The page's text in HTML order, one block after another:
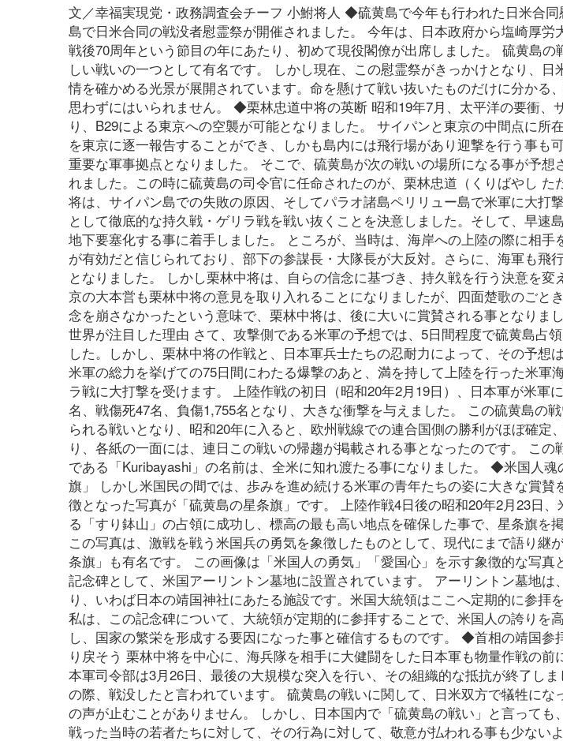
文／幸福実現党・政務調査会チーフ 小鮒将人 ◆硫黄島で今年も行われた日米合
島で日米合同の戦没者慰霊祭が開催されました。 今年は、日本政府から塩崎厚労
戦後70周年という節目の年にあたり、初めて現役閣僚が出席しました。 硫黄島
しい戦いの一つとして有名です。 しかし現在、この慰霊祭がきっかけとなり、日
情を確かめる光景が展開されています。命を懸けて戦い抜いたものだけに分かる
思わずにはいられません。 ◆栗林忠道中将の英断 昭和19年7月、太平洋の要衝、
り、B29による東京への空襲が可能となりました。 サイパンと東京の中間点に所
を東京に逐一報告することができ、しかも島内には飛行場があり迎撃を行う事も
重要な軍事拠点となりました。 そこで、硫黄島が次の戦いの場所になる事が予想
れました。この時に硫黄島の司令官に任命されたのが、栗林忠道（くりばやし た
将は、サイパン島での失敗の原因、そしてパラオ諸島ペリリュー島で米軍に大打
として徹底的な持久戦・ゲリラ戦を戦い抜くことを決意しました。そして、早速
地下要塞化する事に着手しました。 ところが、当時は、海岸への上陸の際に相手
が有効だと信じられており、部下の参謀長・大隊長が大反対。さらに、海軍も飛
となりました。 しかし栗林中将は、自らの信念に基づき、持久戦を行う決意を
京の大本営も栗林中将の意見を取り入れることになりましたが、四面楚歌のごと
念を崩さなかったという意味で、栗林中将は、後に大いに賞賛される事となりま
世界が注目した理由 さて、攻撃側である米軍の予想では、5日間程度で硫黄島占
した。しかし、栗林中将の作戦と、日本軍兵士たちの忍耐力によって、その予想
米軍の総力を挙げての75日間にわたる爆撃のあと、満を持して上陸を行った米軍
ラ戦に大打撃を受けます。 上陸作戦の初日（昭和20年2月19日）、日本軍が米軍
名、戦傷死47名、負傷1,755名となり、大きな衝撃を与えました。 この硫黄島の
られる戦いとなり、昭和20年に入ると、欧州戦線での連合国側の勝利がほぼ確定
り、各紙の一面には、連日この戦いの帰趨が掲載される事となったのです。 この
である「Kuribayashi」の名前は、全米に知れ渡たる事になりました。 ◆米国人
旗」 しかし米国民の間では、歩みを進め続ける米軍の青年たちの姿に大きな賞賛
徴となった写真が「硫黄島の星条旗」です。 上陸作戦4日後の昭和20年2月23日
る「すり鉢山」の占領に成功し、標高の最も高い地点を確保した事で、星条旗を
この写真は、激戦を戦う米国兵の勇気を象徴したものとして、現代にまで語り継
条旗」も有名です。 この画像は「米国人の勇気」「愛国心」を示す象徴的な写真
記念碑として、米国アーリントン墓地に設置されています。 アーリントン墓地は
り、いわば日本の靖国神社にあたる施設です。米国大統領はここへ定期的に参拝
私は、この記念碑について、大統領が定期的に参拝することで、米国人の誇りを
し、国家の繁栄を形成する要因になった事と確信するものです。 ◆首相の靖国参
り戻そう 栗林中将を中心に、海兵隊を相手に大健闘をした日本軍も物量作戦の前
本軍司令部は3月26日、最後の大規模な突入を行い、その組織的な抵抗が終了し
の際、戦没したと言われています。 硫黄島の戦いに関して、日米双方で犠牲にな
の声が止むことがありません。 しかし、日本国内で「硫黄島の戦い」と言っても
戦った当時の若者たちに対して、その行為に対して、敬意が払われる事も少ない